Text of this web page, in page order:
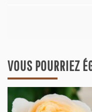
VOUS POURRIEZ